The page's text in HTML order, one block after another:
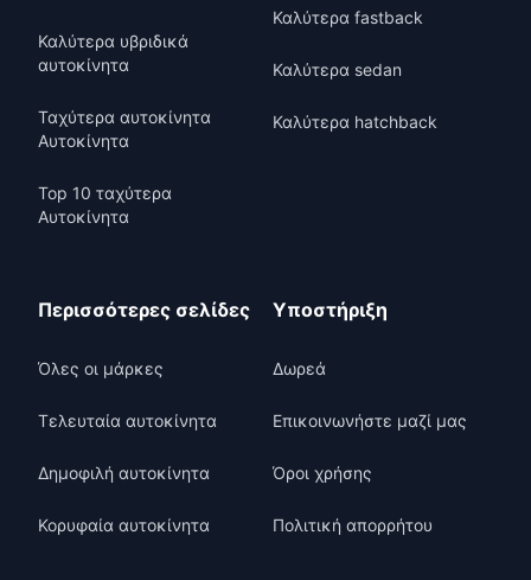
Καλύτερα υβριδικά
αυτοκίνητα
Ταχύτερα αυτοκίνητα
Αυτοκίνητα
Top 10 ταχύτερα
Αυτοκίνητα
Καλύτερα fastback
Καλύτερα sedan
Καλύτερα hatchback
Περισσότερες σελίδες
Όλες οι μάρκες
Τελευταία αυτοκίνητα
Δημοφιλή αυτοκίνητα
Κορυφαία αυτοκίνητα
Υποστήριξη
Δωρεά
Επικοινωνήστε μαζί μας
Όροι χρήσης
Πολιτική απορρήτου